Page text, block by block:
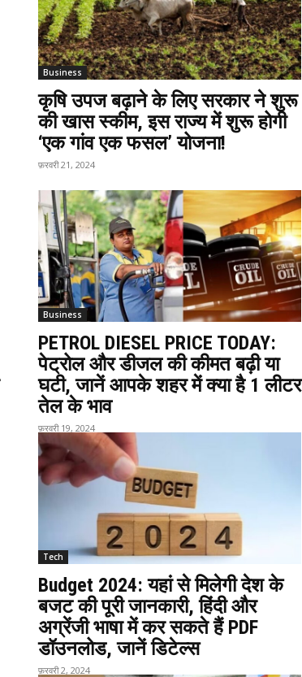
Business
कृषि उपज बढ़ाने के लिए सरकार ने शुरू
की खास स्कीम, इस राज्य में शुरू होगी
‘एक गांव एक फसल’ योजना!
फ़रवरी 21, 2024
Business
PETROL DIESEL PRICE TODAY:
पेट्रोल और डीजल की कीमत बढ़ी या
घटी, जानें आपके शहर में क्या है 1 लीटर
तेल के भाव
फ़रवरी 19, 2024
Tech
Budget 2024: यहां से मिलेगी देश के
बजट की पूरी जानकारी, हिंदी और
अग्रेंजी भाषा में कर सकते हैं PDF
डॉउनलोड, जानें डिटेल्स
फ़रवरी 2, 2024